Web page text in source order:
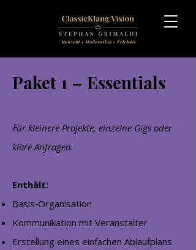
Paket 1 – Essentials
Für kleinere Projekte, einzelne Gigs oder
klare Anfragen.
Enthält:
Basis‑Organisation
Kommunikation mit Veranstalter
Erstellung eines einfachen Ablaufplans